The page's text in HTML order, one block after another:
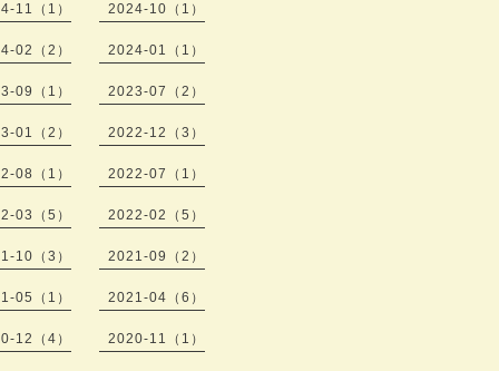
11（1） 2024-10（1）
02（2） 2024-01（1）
09（1） 2023-07（2）
01（2） 2022-12（3）
08（1） 2022-07（1）
03（5） 2022-02（5）
10（3） 2021-09（2）
05（1） 2021-04（6）
12（4） 2020-11（1）